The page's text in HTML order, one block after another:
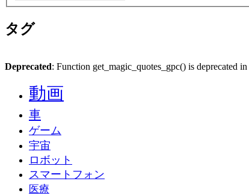
タグ
Deprecated: Function get_magic_quotes_gpc() is deprecated in
動画
車
ゲーム
宇宙
ロボット
スマートフォン
医療